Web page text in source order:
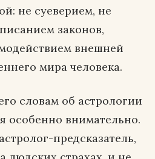
не суеверием, не
законов,
внешней
мира человека.
словам об астрологии
особенно внимательно.
предсказатель,